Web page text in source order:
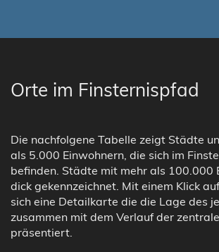
Orte im Finsternispfad
Die nachfolgene Tabelle zeigt Städte
als 5.000 Einwohnern, die sich im
befinden. Städte mit mehr als 100.000
dick gekennzeichnet. Mit einem Klick
sich eine Detailkarte die die Lage des
zusammen mit dem Verlauf der
präsentiert.